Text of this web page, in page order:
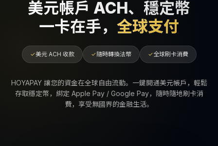
美元帳戶 ACH、穩定幣
一卡在手， 全球支付
✓美元 ACH 收款 ✓隨時轉換法幣 ✓全球刷卡消費
HOYAPAY 讓您的資金在全球自由流動。一鍵開通美元帳戶，輕鬆
存取穩定幣，綁定 Apple Pay / Google Pay，隨時隨地刷卡消
費，享受無國界的金融生活。